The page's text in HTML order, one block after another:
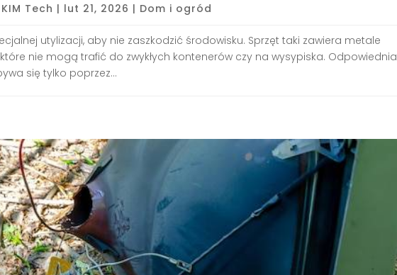
Tech | lut 21, 2026 | Dom i ogród
utylizacji, aby nie zaszkodzić środowisku. Sprzęt taki zawiera metale
nie mogą trafić do zwykłych kontenerów czy na wysypiska. Odpowiednia
się tylko poprzez...